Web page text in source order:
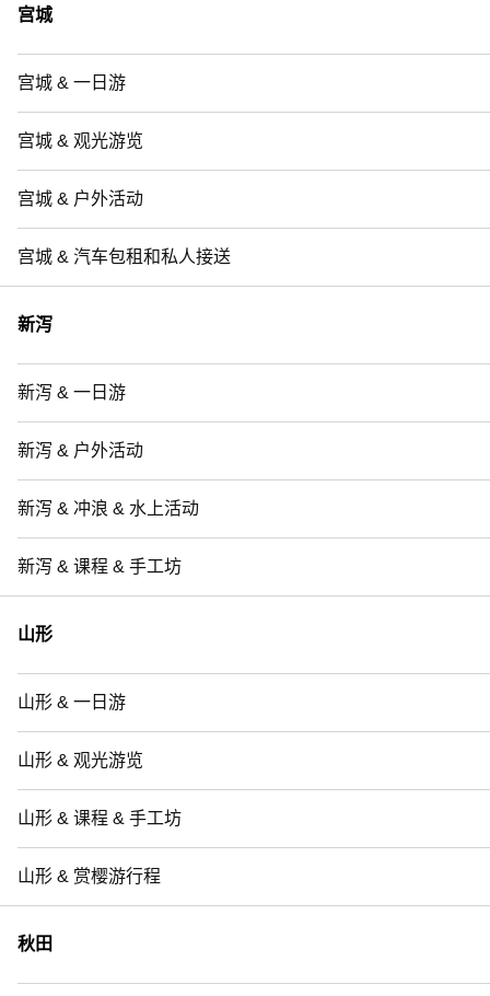
宫城
宫城 & 一日游
宫城 & 观光游览
宫城 & 户外活动
宫城 & 汽车包租和私人接送
新泻
新泻 & 一日游
新泻 & 户外活动
新泻 & 冲浪 & 水上活动
新泻 & 课程 & 手工坊
山形
山形 & 一日游
山形 & 观光游览
山形 & 课程 & 手工坊
山形 & 赏樱游行程
秋田